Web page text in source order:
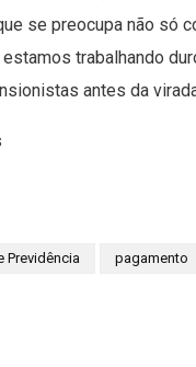
se preocupa não só
trabalhando
antes da
Previdência pagamento